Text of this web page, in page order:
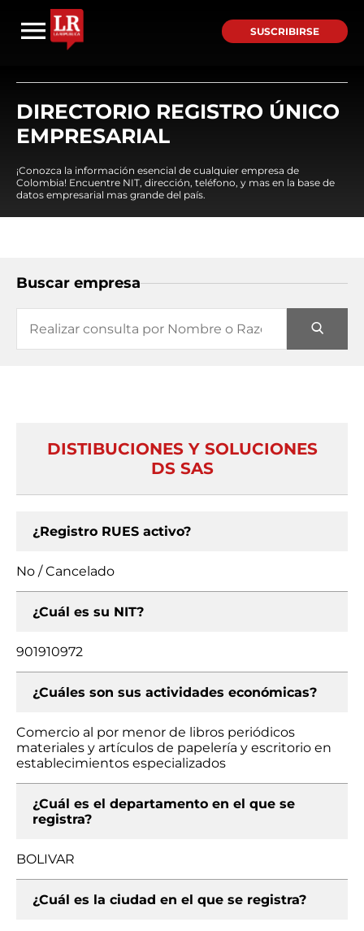
SUSCRIBIRSE
DIRECTORIO REGISTRO ÚNICO
EMPRESARIAL
¡Conozca la información esencial de cualquier empresa de
Colombia! Encuentre NIT, dirección, teléfono, y mas en la base de
datos empresarial mas grande del país.
Buscar empresa
DISTIBUCIONES Y SOLUCIONES
DS SAS
¿Registro RUES activo?
No / Cancelado
¿Cuál es su NIT?
901910972
¿Cuáles son sus actividades económicas?
Comercio al por menor de libros periódicos
materiales y artículos de papelería y escritorio en
establecimientos especializados
¿Cuál es el departamento en el que se
registra?
BOLIVAR
¿Cuál es la ciudad en el que se registra?